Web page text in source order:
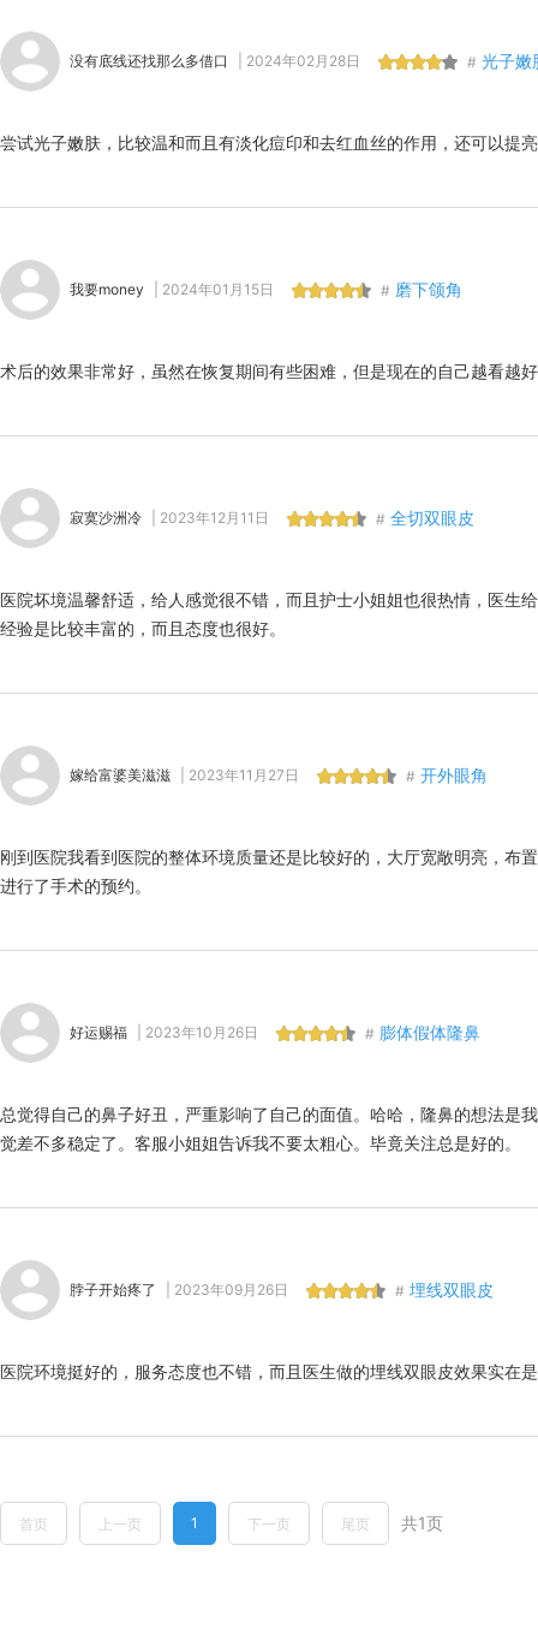
没有底线还找那么多借口 | 2024年02月28日 # 光子嫩
尝试光子嫩肤，比较温和而且有淡化痘印和去红血丝的作用，还可以提
我要money | 2024年01月15日 # 磨下颌角
术后的效果非常好，虽然在恢复期间有些困难，但是现在的自己越看越
寂寞沙洲冷 | 2023年12月11日 # 全切双眼皮
医院坏境温馨舒适，给人感觉很不错，而且护士小姐姐也很热情，医生
经验是比较丰富的，而且态度也很好。
嫁给富婆美滋滋 | 2023年11月27日 # 开外眼角
刚到医院我看到医院的整体环境质量还是比较好的，大厅宽敞明亮，布
进行了手术的预约。
好运赐福 | 2023年10月26日 # 膨体假体隆鼻
总觉得自己的鼻子好丑，严重影响了自己的面值。哈哈，隆鼻的想法是
觉差不多稳定了。客服小姐姐告诉我不要太粗心。毕竟关注总是好的。
脖子开始疼了 | 2023年09月26日 # 埋线双眼皮
医院环境挺好的，服务态度也不错，而且医生做的埋线双眼皮效果实在
首页 上一页 1 下一页 尾页 共1页